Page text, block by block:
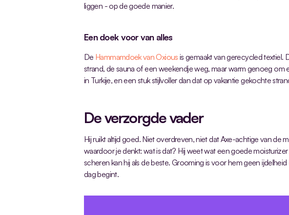
liggen - op de goede manier.
Een doek voor van alles
De Hammamdoek van Oxious is gemaakt van gerecycled
strand, de sauna of een weekendje weg, maar warm genoeg
in Turkije, en een stuk stijlvoller dan dat op vakantie gekochte
De verzorgde vader
Hij ruikt altijd goed. Niet overdreven, niet dat Axe-achtige van de
waardoor je denkt: wat is dat? Hij weet wat een goede
scheren kan hij als de beste. Grooming is voor hem geen
dag begint.